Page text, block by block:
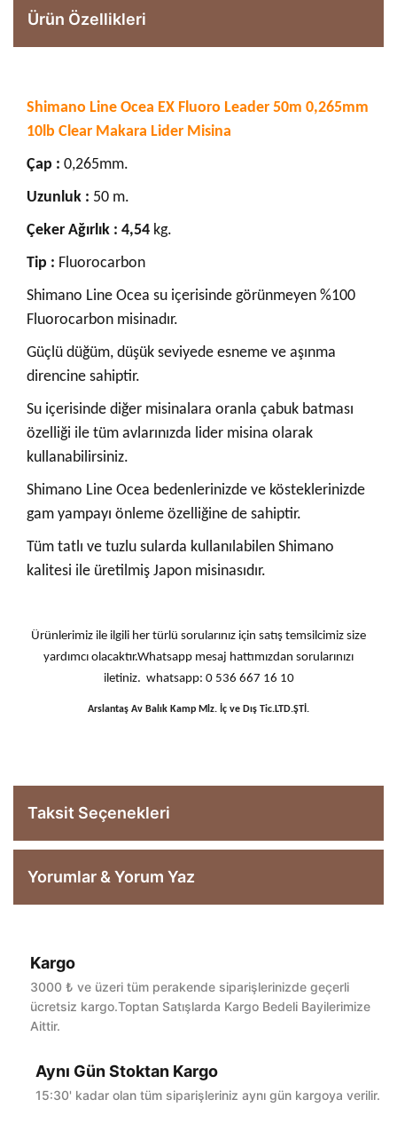
Ürün Özellikleri
Shimano Line Ocea EX Fluoro Leader 50m 0,265mm
10lb Clear Makara Lider Misina
Çap : 0,265mm.
Uzunluk : 50 m.
Çeker Ağırlık : 4,54 kg.
Tip : Fluorocarbon
Shimano Line Ocea su içerisinde görünmeyen %100
Fluorocarbon misinadır.
Güçlü düğüm, düşük seviyede esneme ve aşınma
direncine sahiptir.
Su içerisinde diğer misinalara oranla çabuk batması
özelliği ile tüm avlarınızda lider misina olarak
kullanabilirsiniz.
Shimano Line Ocea bedenlerinizde ve kösteklerinizde
gam yampayı önleme özelliğine de sahiptir.
Tüm tatlı ve tuzlu sularda kullanılabilen Shimano
kalitesi ile üretilmiş Japon misinasıdır.
Ürünlerimiz ile ilgili her türlü sorularınız için satış temsilcimiz size
yardımcı olacaktır.Whatsapp mesaj hattımızdan sorularınızı
iletiniz. whatsapp: 0 536 667 16 10
Arslantaş Av Balık Kamp Mlz. İç ve Dış Tic.LTD.ŞTİ.
Taksit Seçenekleri
Yorumlar & Yorum Yaz
Bu ürüne ilk yorumu siz yapın!
Kargo
3000 ₺ ve üzeri tüm perakende siparişlerinizde geçerli
ücretsiz kargo.Toptan Satışlarda Kargo Bedeli Bayilerimize
Aittir.
Aynı Gün Stoktan Kargo
15:30' kadar olan tüm siparişleriniz aynı gün kargoya verilir.